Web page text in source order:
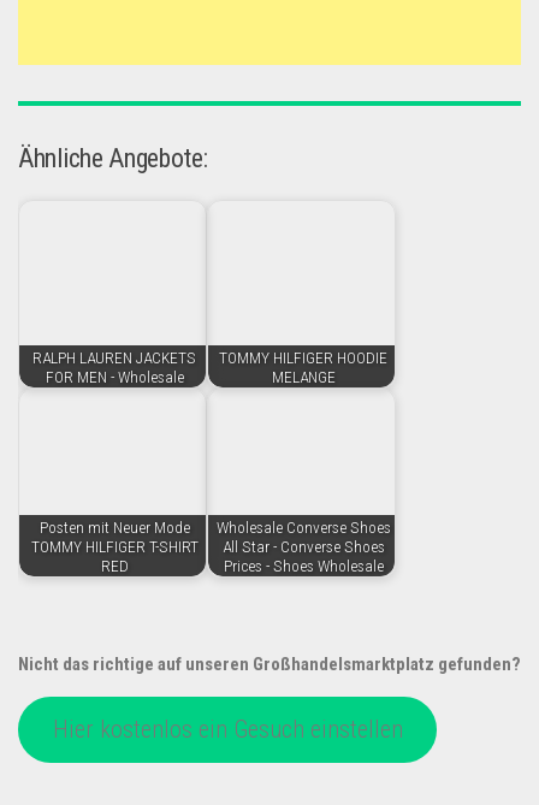
Ähnliche Angebote:
RALPH LAUREN JACKETS
FOR MEN - Wholesale
TOMMY HILFIGER HOODIE
MELANGE
Posten mit Neuer Mode
TOMMY HILFIGER T-SHIRT
RED
Wholesale Converse Shoes
All Star - Converse Shoes
Prices - Shoes Wholesale
Nicht das richtige auf unseren Großhandelsmarktplatz gefunden?
Hier kostenlos ein Gesuch einstellen